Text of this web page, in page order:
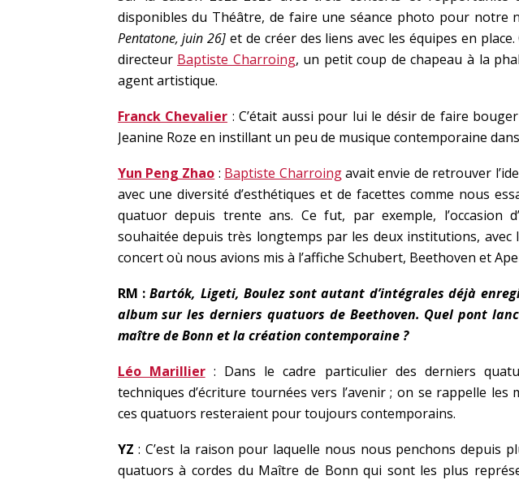
disponibles du Théâtre, de faire une séance photo pour notre
Pentatone, juin 26] et de créer des liens avec les équipes en
directeur Baptiste Charroing, un petit coup de chapeau à la
agent artistique.
Franck Chevalier : C’était aussi pour lui le désir de faire
Jeanine Roze en instillant un peu de musique contemporaine
Yun Peng Zhao : Baptiste Charroingavait envie de retrouver
avec une diversité d’esthétiques et de facettes comme nous
quatuor depuis trente ans. Ce fut, par exemple, l’occasion
souhaitée depuis très longtemps par les deux institutions, avec
concert où nous avions mis à l’affiche Schubert, Beethoven et
RM :Bartók, Ligeti, Boulez sont autant d’intégrales déjà
album sur les derniers quatuors de Beethoven. Quel pont
maître de Bonn et la création contemporaine ?
Léo Marillier: Dans le cadre particulier des derniers
techniques d’écriture tournées vers l’avenir ; on se rappelle les
ces quatuors resteraient pour toujours contemporains.
YZ : C’est la raison pour laquelle nous nous penchons depuis
quatuors à cordes du Maître de Bonn qui sont les plus